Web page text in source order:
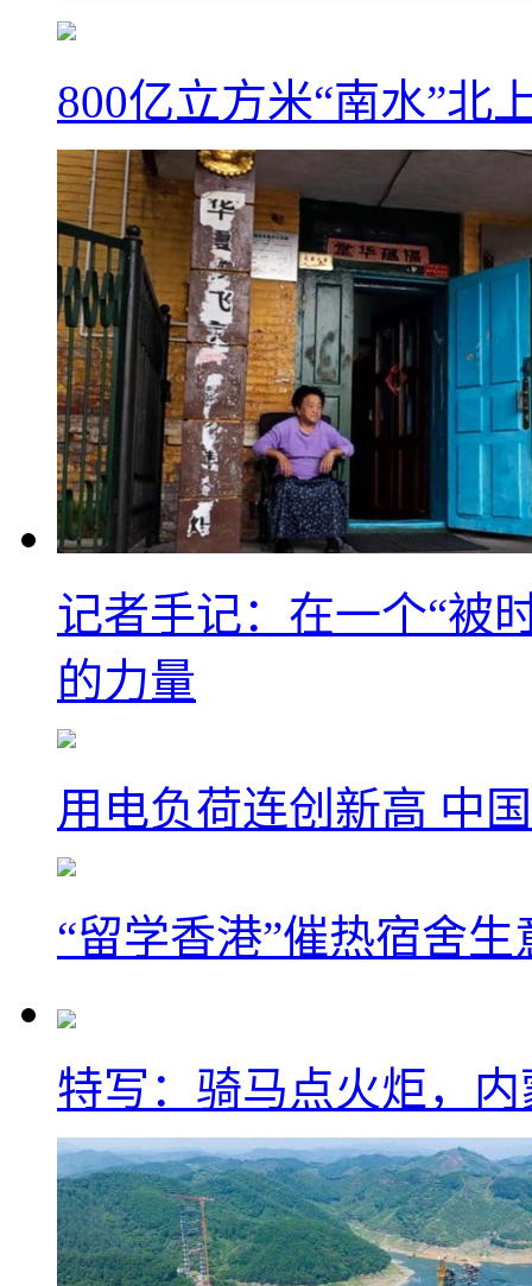
800亿立方米“南水”北
记者手记：在一个“被
的力量
用电负荷连创新高 中
“留学香港”催热宿舍
特写：骑马点火炬，